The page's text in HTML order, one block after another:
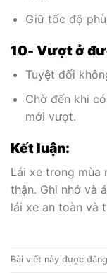
Giữ tốc độ
10- Vượt ở
Tuyệt đối
Chờ đến khi
mới vượt.
Kết luận:
Lái xe trong mùa
thận. Ghi nhớ và
lái xe an toàn và
Bài viết này được